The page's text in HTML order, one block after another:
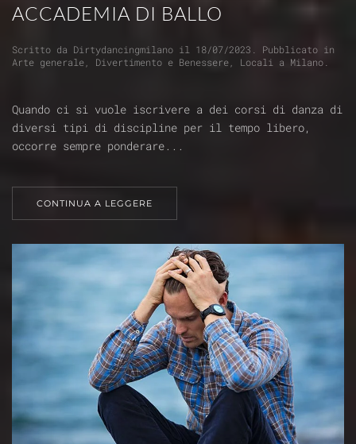
ACCADEMIA DI BALLO
Scritto da Dirtydancingmilano il 18/07/2023 . Pubblicato in
Arte generale
Divertimento e Benessere Locali a Milano
Quando ci si vuole iscrivere a dei corsi di danza di
diversi tipi di discipline per il tempo libero,
occorre sempre ponderare...
CONTINUA A LEGGERE